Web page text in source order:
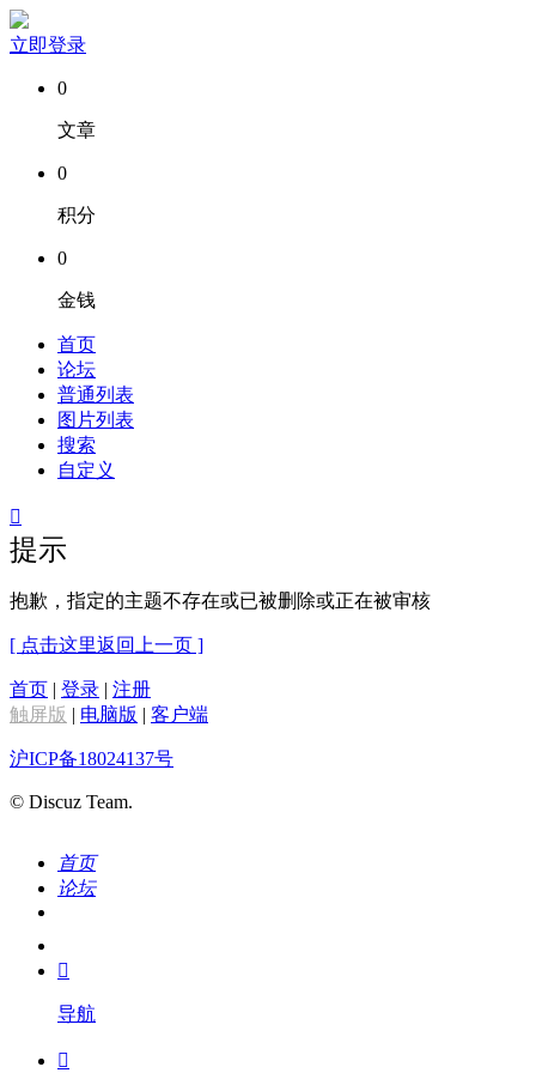
立即登录
0
文章
0
积分
0
金钱
首页
论坛
普通列表
图片列表
搜索
自定义

提示
抱歉，指定的主题不存在或已被删除或正在被审核
[ 点击这里返回上一页 ]
首页 | 登录 | 注册
触屏版 | 电脑版 | 客户端
沪ICP备18024137号
© Discuz Team.
首页
论坛
我的

导航
